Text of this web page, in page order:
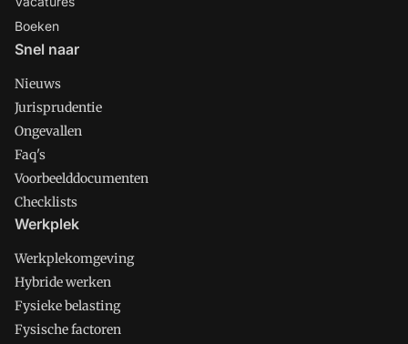
Boeken
Snel naar
Nieuws
Jurisprudentie
Ongevallen
Faq's
Voorbeelddocumenten
Checklists
Werkplek
Werkplekomgeving
Hybride werken
Fysieke belasting
Fysische factoren